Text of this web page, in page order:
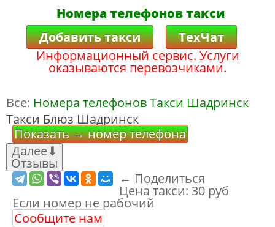
Номера телефонов такси
Добавить такси
ТехЧат
Информационный сервис. Услуги
оказываются перевозчиками.
Все: Номера телефонов Такси Шадринск
Такси Блюз Шадринск
Показать → номер телефона
Далее⬇
Отзывы
← Поделиться
Цена такси: 30 руб
Если номер не рабочий
Сообщите нам